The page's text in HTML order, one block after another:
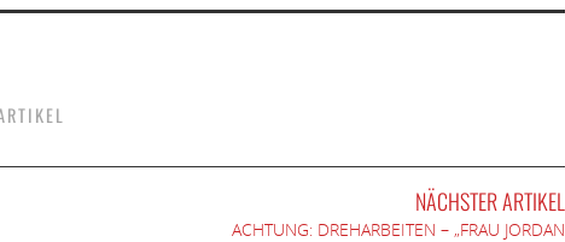
NÄCHSTER ARTIKEL
ACHTUNG: DREHARBEITEN – „FRAU JORDAN